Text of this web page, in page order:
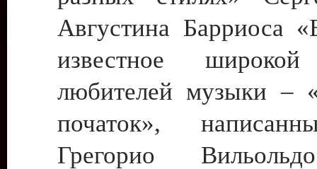
Августина Барриоса
известное широкой
любителей музыки –
початок»,
Грегорио